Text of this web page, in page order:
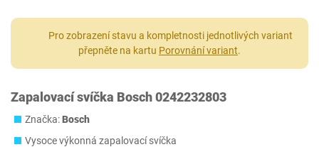
Pro zobrazení stavu a kompletnosti jednotlivých variant
přepněte na kartu Porovnání variant.
Zapalovací svíčka Bosch 0242232803
Značka:Bosch
Vysoce výkonná zapalovací svíčka